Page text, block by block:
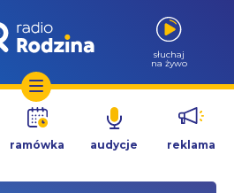
słuchaj
na żywo
ramówka audycje reklama